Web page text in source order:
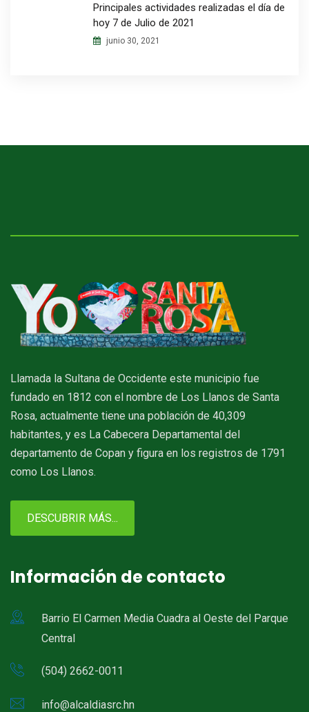
Principales actividades realizadas el día de
hoy 7 de Julio de 2021
junio 30, 2021
Llamada la Sultana de Occidente este municipio fue
fundado en 1812 con el nombre de Los Llanos de Santa
Rosa, actualmente tiene una población de 40,309
habitantes, y es La Cabecera Departamental del
departamento de Copan y figura en los registros de 1791
como Los Llanos.
DESCUBRIR MÁS...
Información de contacto
Barrio El Carmen Media Cuadra al Oeste del Parque
Central
(504) 2662-0011
info@alcaldiasrc.hn